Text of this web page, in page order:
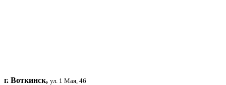
г. Воткинск, ул. 1 Мая, 46